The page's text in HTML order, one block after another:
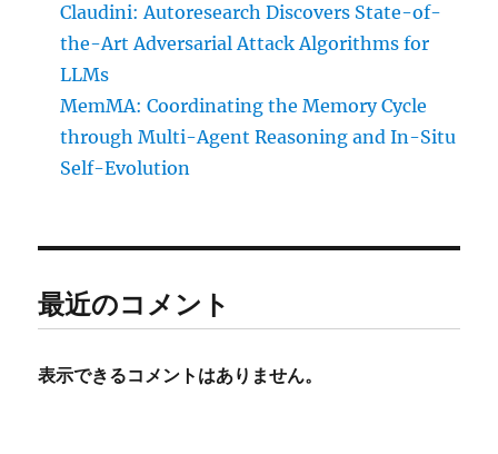
Claudini: Autoresearch Discovers State-of-
the-Art Adversarial Attack Algorithms for
LLMs
MemMA: Coordinating the Memory Cycle
through Multi-Agent Reasoning and In-Situ
Self-Evolution
最近のコメント
表示できるコメントはありません。